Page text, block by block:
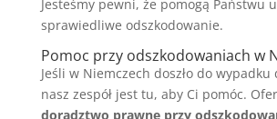
Jesteśmy pewni, że pomogą Państwu
sprawiedliwe odszkodowanie.
Pomoc przy odszkodowaniach w
Jeśli w Niemczech doszło do wypadku
nasz zespół jest tu, aby Ci pomóc.
doradztwo prawne przy